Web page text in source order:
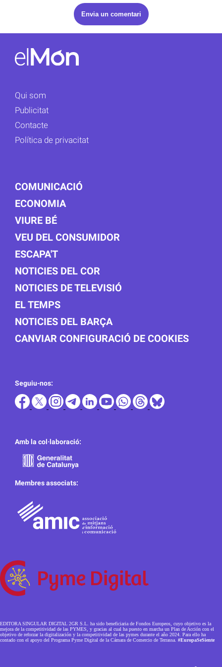
Qui som
Publicitat
Contacte
Política de privacitat
COMUNICACIÓ
ECONOMIA
VIURE BÉ
VEU DEL CONSUMIDOR
ESCAPA'T
NOTICIES DEL COR
NOTICIES DE TELEVISIÓ
EL TEMPS
NOTICIES DEL BARÇA
CANVIAR CONFIGURACIÓ DE COOKIES
Seguiu-nos:
Amb la col·laboració:
Membres associats:
EDITORA SINGULAR DIGITAL 2GR S.L. ha sido beneficiaria de Fondos Europeos, cuyo objetivo es la
mejora de la competitividad de las PYMES, y gracias al cual ha puesto en marcha un Plan de Acción con el
objetivo de reforzar la digitalización y la competitividad de las pymes durante el año 2024. Para ello ha
contado con el apoyo del Programa Pyme Digital de la Cámara de Comercio de Terrassa. #EuropaSeSiente